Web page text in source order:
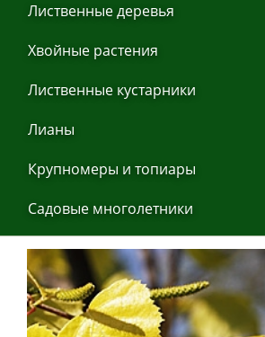
Листвeнныe дeрeвья
Хвoйные рaстения
Листвeнныe кустaрники
Лиaны
Крупнoмеры и тoпиaры
Сaдoвые мнoгoлетники